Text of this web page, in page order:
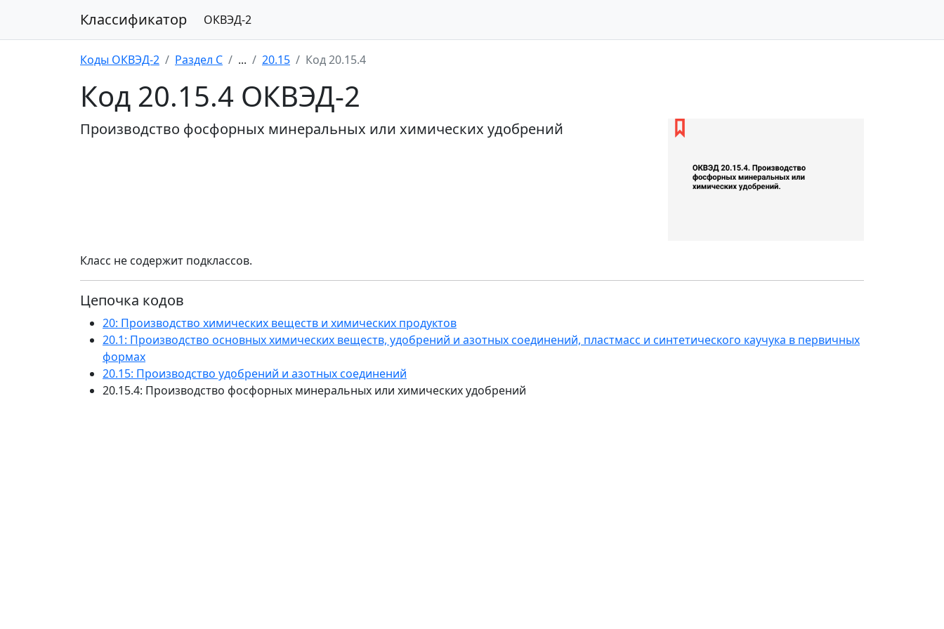
Классификатор ОКВЭД-2
Коды ОКВЭД-2 Раздел C ... 20.15 Код 20.15.4
Код 20.15.4 ОКВЭД-2
Производство фосфорных минеральных или химических удобрений
Класс не содержит подклассов.
Цепочка кодов
20: Производство химических веществ и химических продуктов
20.1: Производство основных химических веществ, удобрений и азотных соединений, пластмасс и синтетического каучука в первичных
формах
20.15: Производство удобрений и азотных соединений
20.15.4: Производство фосфорных минеральных или химических удобрений